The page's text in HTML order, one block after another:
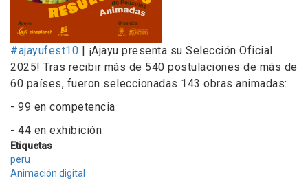
#ajayufest10 | ¡Ajayu presenta su Selección Oficial
2025! Tras recibir más de 540 postulaciones de más de
60 países, fueron seleccionadas 143 obras animadas:
- 99 en competencia
- 44 en exhibición
Etiquetas
peru
Animación digital